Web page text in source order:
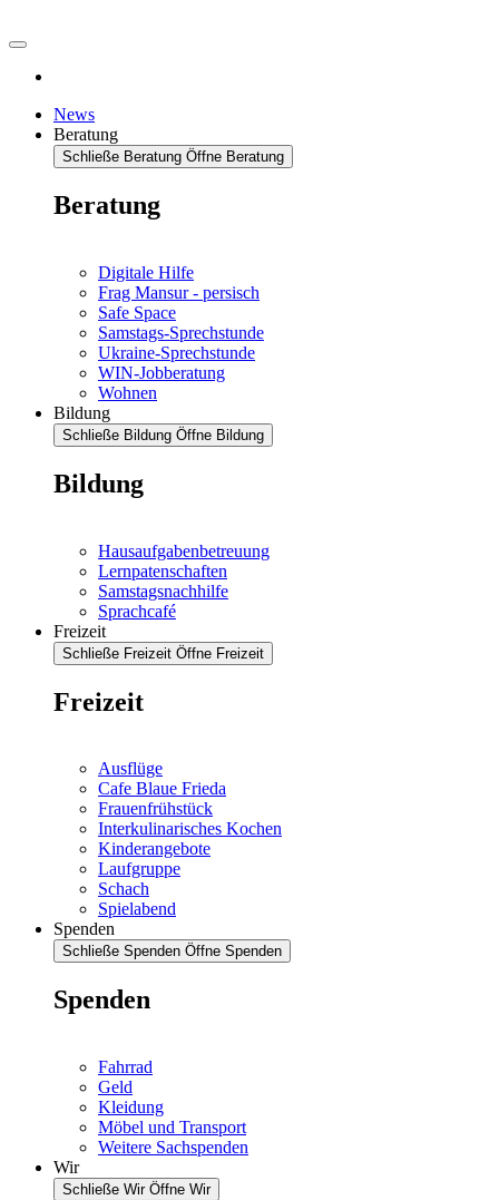
News
Beratung
Schließe Beratung Öffne Beratung
Beratung
Digitale Hilfe
Frag Mansur - persisch
Safe Space
Samstags-Sprechstunde
Ukraine-Sprechstunde
WIN-Jobberatung
Wohnen
Bildung
Schließe Bildung Öffne Bildung
Bildung
Hausaufgabenbetreuung
Lernpatenschaften
Samstagsnachhilfe
Sprachcafé
Freizeit
Schließe Freizeit Öffne Freizeit
Freizeit
Ausflüge
Cafe Blaue Frieda
Frauenfrühstück
Interkulinarisches Kochen
Kinderangebote
Laufgruppe
Schach
Spielabend
Spenden
Schließe Spenden Öffne Spenden
Spenden
Fahrrad
Geld
Kleidung
Möbel und Transport
Weitere Sachspenden
Wir
Schließe Wir Öffne Wir